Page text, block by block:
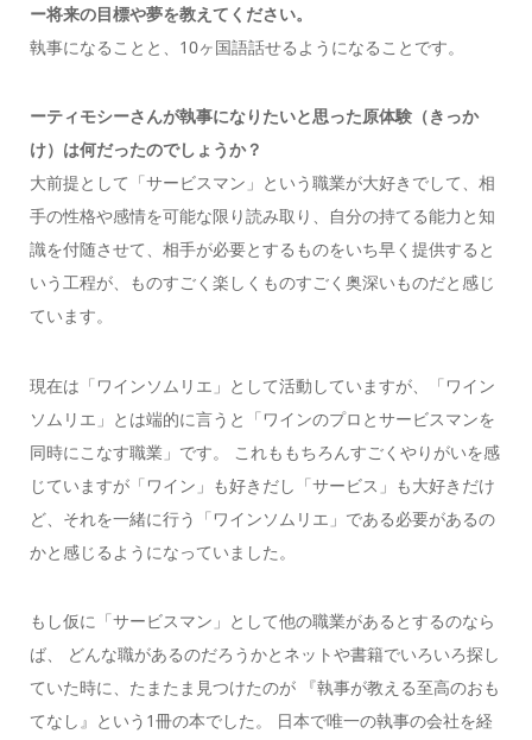
ー将来の目標や夢を教えてください。
執事になることと、10ヶ国語話せるようになることです。
ーティモシーさんが執事になりたいと思った原体験（きっか
け）は何だったのでしょうか？
大前提として「サービスマン」という職業が大好きでして、相
手の性格や感情を可能な限り読み取り、自分の持てる能力と知
識を付随させて、相手が必要とするものをいち早く提供すると
いう工程が、ものすごく楽しくものすごく奥深いものだと感じ
ています。
現在は「ワインソムリエ」として活動していますが、「ワイン
ソムリエ」とは端的に言うと「ワインのプロとサービスマンを
同時にこなす職業」です。
これももちろんすごくやりがいを感
じていますが「ワイン」も好きだし「サービス」も大好きだけ
ど、それを一緒に行う「ワインソムリエ」である必要があるの
かと感じるようになっていました。
もし仮に「サービスマン」として他の職業があるとするのなら
ば、 どんな職があるのだろうかとネットや書籍でいろいろ探し
ていた時に、たまたま見つけたのが 『執事が教える至高のおも
てなし』という1冊の本でした。
日本で唯一の執事の会社を経